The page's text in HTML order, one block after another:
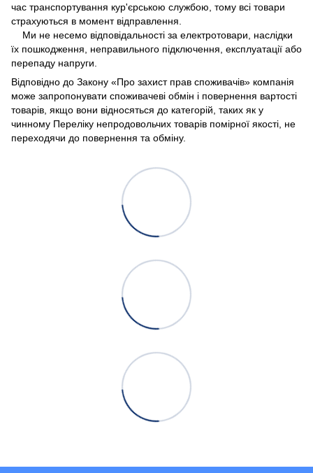
час транспортування кур'єрською службою, тому всі товари
страхуються в момент відправлення.
Ми не несемо відповідальності за електротовари, наслідки
їх пошкодження, неправильного підключення, експлуатації або
перепаду напруги.
Відповідно до Закону «Про захист прав споживачів» компанія
може запропонувати споживачеві обмін і повернення вартості
товарів, якщо вони відносяться до категорій, таких як у
чинному Переліку непродовольчих товарів помірної якості, не
переходячи до повернення та обміну.